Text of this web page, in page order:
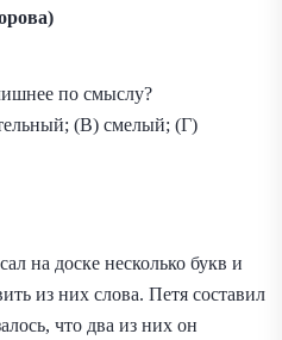
по смыслу?
(В) смелый; (Г)
на доске несколько букв и
из них слова. Петя составил
что два из них он